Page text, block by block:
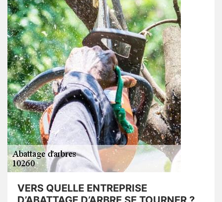
VERS QUELLE ENTREPRISE